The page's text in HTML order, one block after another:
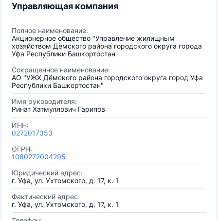
Управляющая компания
Полное наименование:
Акционерное общество "Управление жилищным
хозяйством Дёмского района городского округа города
Уфа Республики Башкортостан
Сокращенное наименование:
АО "УЖХ Дёмского района городского округа город Уфа
Республики Башкортостан"
Имя руководителя:
Ринат Хатмуллович Гарипов
ИНН:
0272017353
ОГРН:
1080272004295
Юридический адрес:
г. Уфа, ул. Ухтомского, д. 17, к. 1
Фактический адрес:
г. Уфа, ул. Ухтомского, д. 17, к. 1